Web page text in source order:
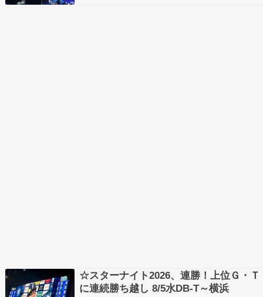
☆スターナイト2026、連勝！上位Ｇ・Ｔ
に連続勝ち越し 8/5水DB-T～横浜